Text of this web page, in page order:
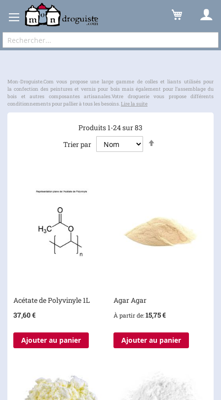
Expédition sous 48 à 72h et frais de port à partir de 6,90 € !
Produit Chimique
Mon-Droguiste.Com vous propose une large gamme de colles et liants utilisés pour
la confection des peintures et vernis pour bois mais également pour l’assemblage du
bois et autres composantes artisanales.Votre droguerie vous propose différents
conditionnements pour pallier à tous les besoins.Lire la suite
Produits1-24sur83
Trier par
Acétate de Polyvinyle 1L
37,60 €
Ajouter au panier
Agar Agar
À partir de 15,75 €
Ajouter au panier